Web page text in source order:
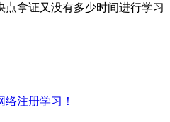
点拿证又没有多少时间进行学习
注册学习！